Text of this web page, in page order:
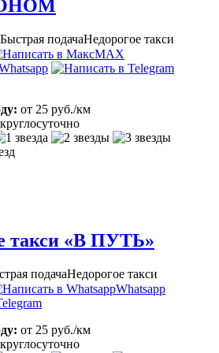
Быстрая подачаНедорогое такси
MAX
от 25 руб./км
круглосуточно
такси «В ПУТЬ»
подачаНедорогое такси
Whatsapp
от 25 руб./км
круглосуточно